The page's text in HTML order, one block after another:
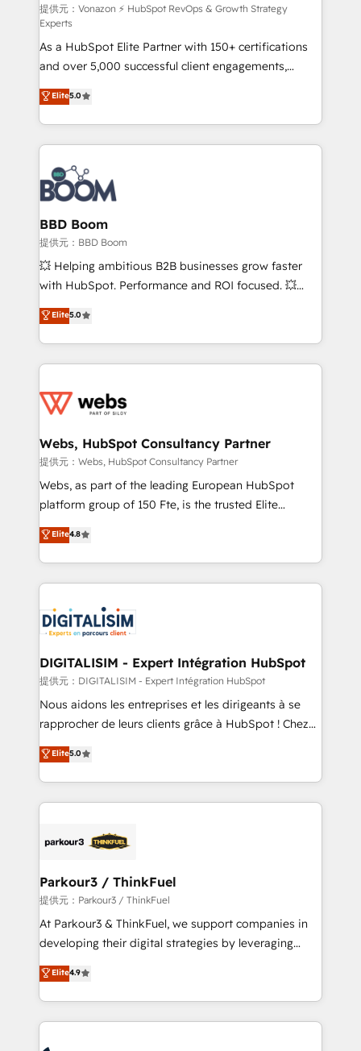
support client (data migration, synchronisation API,
audit et maintenance) ➤ La création de sites internet
de conversion qui transforment les visiteurs en
opportunités d'affaires ➤ La mise en place de
stratégies d'acquisition marketing (SEO, SEA,
inbound, automatisation marketing, ABM, IA,
emailing) Informations clés : - 10 ans d'expérience -
100+ intégrations CRM HubSpot réussies - 40
experts conseil - 150 certifications HubSpot
cumulées
提供元：Vonazon ⚡ HubSpot RevOps & Growth Strategy
Experts
As a HubSpot Elite Partner with 150+ certifications
and over 5,000 successful client engagements,
Vonazon turns marketing complexity into
measurable, scalable growth. From onboarding to
enterprise-grade campaigns, our in-house team
builds scalable strategies that drive long-term
revenue. ⚙️ HubSpot Integration & Optimization •
Seamless CRM, CMS, and automation setup •
Complex platform migrations and data cleanups •
Custom APIs and third-party integrations 📈 End-to-
End Revenue Acceleration • Lifecycle marketing and
pipeline growth programs • Sales enablement tools
and CRM optimization • Retention strategies with
Execution • 750+ onboardings and 2,000+
implementations • Deep expertise across marketing,
Elite5.0
BBD Boom
提供元：BBD Boom
💥 Helping ambitious B2B businesses grow faster
with HubSpot. Performance and ROI focused. 💥
BBD Boom is the HubSpot partner that can help you
to HubSpot Better. We work with your teams to
solve all your HubSpot challenges and improve user
adoption, sales process and marketing results.
the first time 🔧 Designing and optimising your
and build using HubSpot 🔌 Integrating HubSpot
with other systems 🎓 Training your teams to be
HubSpot pros 📊 Lead generation services using
HubSpot Why us? - SIX HubSpot Accreditations -
CRM, Solutions Architecture, Onboarding , Data
Migration, Custom Integration & Platform
team of 25+ experts Contact us today to help you
get more from your investment in HubSpot.
Elite5.0
Webs, HubSpot Consultancy Partner
提供元：Webs, HubSpot Consultancy Partner
Webs, as part of the leading European HubSpot
platform group of 150 Fte, is the trusted Elite
HubSpot CRM Partner offering you a roadmap on
maximizing EBITDA and achieving Commercial
Excellence. With our targeted processes, we
strengthen your digital transformation and minimize
Implementation partner, we provide expertise to
drive your business forward. Since 2015 we are fully
dedicated to HubSpot and with an experienced
team (50+), we work with reputable companies in
B2B sectors such as manufacturing, SaaS and
business services. We prepare a customized
impact of your digital transformation, including a
detailed financial rationale with a focus on ROI and
embark on a transformational journey that sets your
business up for long-term success. Unlock your
Elite4.8
DIGITALISIM - Expert Intégration HubSpot
提供元：DIGITALISIM - Expert Intégration HubSpot
Nous aidons les entreprises et les dirigeants à se
rapprocher de leurs clients grâce à HubSpot ! Chez
DIGITALISIM, nous avons l'intime conviction que la
réussite des entreprises passe par l’innovation web,
le marketing digital, et la relation client ! C'est
pourquoi, nos experts sont à la fois capables de
référencement, votre stratégie digitale et le pilotage
projet HubSpot avec DIGITALISIM : 🧽 Nettoyage,
migration et intégration des bases de données. 🚀
Développement des interfaces avec vos logiciels
métiers ⚙️ Configuration de la plateforme HubSpot
Book Process & Guidelines utilisateurs 🎓
Formations des utilisateurs
Elite5.0
Parkour3 / ThinkFuel
提供元：Parkour3 / ThinkFuel
At Parkour3 & ThinkFuel, we support companies in
developing their digital strategies by leveraging
technologies and automating their marketing and
sales processes to generate growth. Our offer spans
from Strategy to Operations. We specialize in CRM
onboarding and implementation, web design, sales
Elite4.9